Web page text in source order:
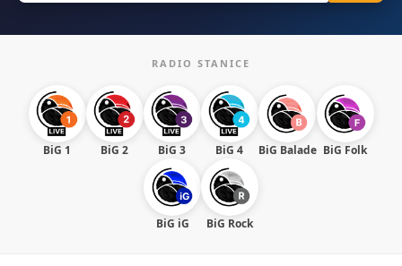
RADIO STANICE
BiG 1 BiG 2 BiG 3 BiG 4 BiG Balade BiG Folk
BiG iG BiG Rock